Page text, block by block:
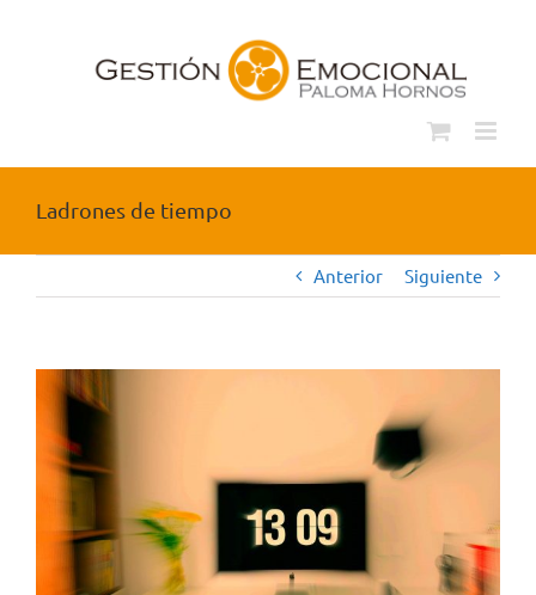
Ladrones de tiempo
Anterior Siguiente
imagen
grande